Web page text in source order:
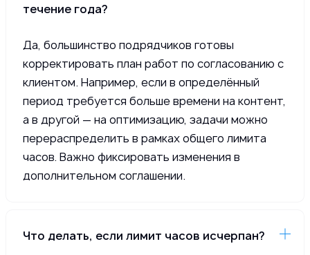
течение года?
Да, большинство подрядчиков готовы
корректировать план работ по согласованию с
клиентом. Например, если в определённый
период требуется больше времени на контент,
а в другой — на оптимизацию, задачи можно
перераспределить в рамках общего лимита
часов. Важно фиксировать изменения в
дополнительном соглашении.
Что делать, если лимит часов исчерпан?